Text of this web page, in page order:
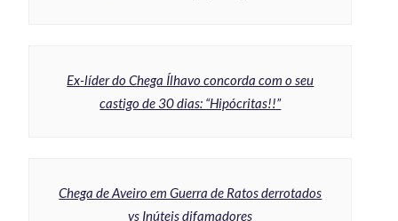
Ex-líder do Chega Ílhavo concorda com o seu
castigo de 30 dias: “Hipócritas!!”
Chega de Aveiro em Guerra de Ratos derrotados
vs Inúteis difamadores